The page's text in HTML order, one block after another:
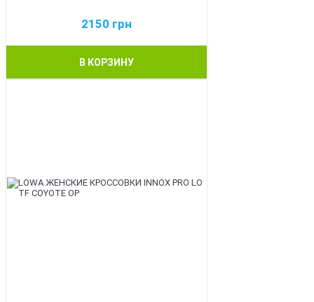
2150 грн
В КОРЗИНУ